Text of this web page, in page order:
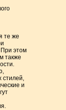
те же
этом
также
стилей,
и